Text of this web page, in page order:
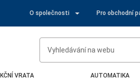
O společnosti Pro obchodní
VRATA AUTOMATIKA